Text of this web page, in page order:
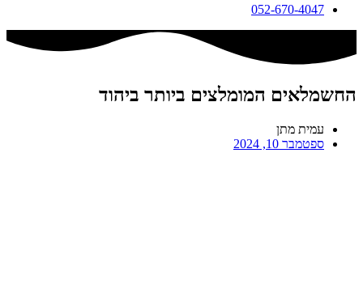
052-670-4047
החשמלאים המומלצים ביותר ביהוד
עמית מתן
ספטמבר 10, 2024